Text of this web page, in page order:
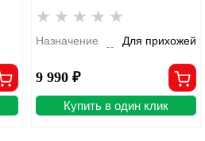
Назначение Для прихожей
9 990 ₽
Купить в один клик